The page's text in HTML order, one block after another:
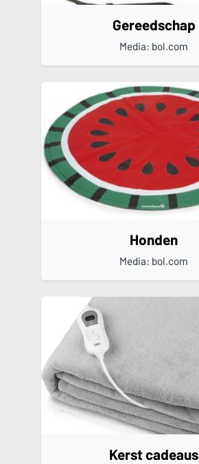
Gereedschap
Media: bol.com
Honden
Media: bol.com
Kerst cadeaus